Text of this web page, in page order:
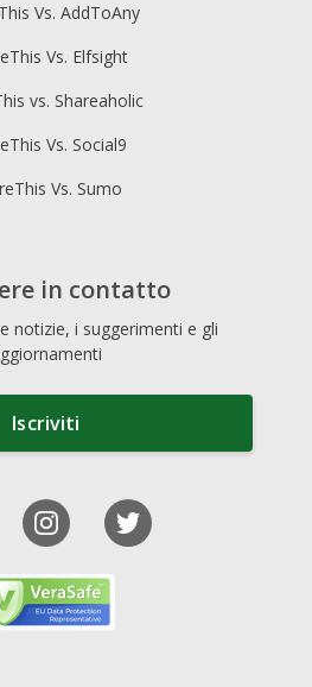
Vs. AddToAny
Vs. Elfsight
vs. Shareaholic
Vs. Social9
Vs. Sumo
in contatto
notizie, i suggerimenti e gli
Iscriviti